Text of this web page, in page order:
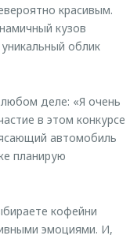
красивым.
кузов
облик
деле: «Я очень
в этом конкурсе
автомобиль
планирую
кофейни
эмоциями. И,